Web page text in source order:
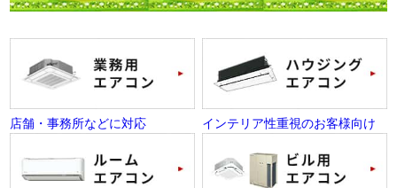
店舗・事務所などに対応 インテリア性重視のお客様向け